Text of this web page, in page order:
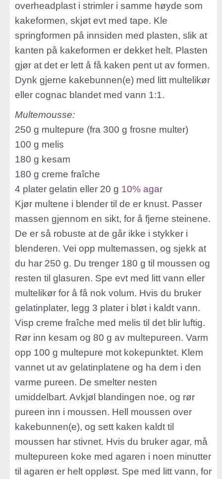
overheadplast i strimler i samme høyde som
kakeformen, skjøt evt med tape. Kle
springformen på innsiden med plasten, slik at
kanten på kakeformen er dekket helt. Plasten
gjør at det er lett å få kaken pent ut av formen.
Dynk gjerne kakebunnen(e) med litt multelikør
eller cognac blandet med vann 1:1.
Multemousse:
250 g multepure (fra 300 g frosne multer)
100 g melis
180 g kesam
180 g creme fraîche
4 plater gelatin eller 20 g 10% agar
Kjør multene i blender til de er knust. Passer
massen gjennom en sikt, for å fjerne steinene.
De er så robuste at de går ikke i stykker i
blenderen. Vei opp multemassen, og sjekk at
du har 250 g. Du trenger 180 g til moussen og
resten til glasuren. Spe evt med litt vann eller
multelikør for å få nok volum. Hvis du bruker
gelatinplater, legg 3 plater i bløt i kaldt vann.
Visp creme fraîche med melis til det blir luftig.
Rør inn kesam og 80 g av multepureen. Varm
opp 100 g multepure mot kokepunktet. Klem
vannet ut av gelatinplatene og ha dem i den
varme pureen. De smelter nesten
umiddelbart. Avkjøl blandingen noe, og rør
pureen inn i moussen. Hell moussen over
kakebunnen(e), og sett kaken kaldt til
moussen har stivnet. Hvis du bruker agar, må
multepureen koke med agaren i noen minutter
til agaren er helt oppløst. Spe med litt vann, for